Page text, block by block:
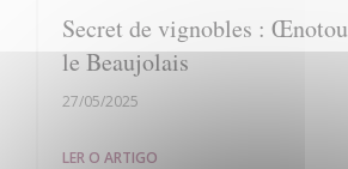
Secret de vignobles :
le Beaujolais
27/05/2025
LER O ARTIGO